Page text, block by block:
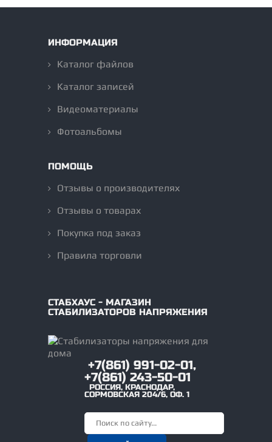
ИНФОРМАЦИЯ
Каталог файлов
Каталог записей
Видеоматериалы
Фотоальбомы
ПОМОЩЬ
Отзывы о производителях
Отзывы о товарах
Покупка под заказ
Правила торговли
СТАБХАУС - МАГАЗИН
СТАБИЛИЗАТОРОВ НАПРЯЖЕНИЯ
+7(861) 991-02-01,
+7(861) 243-50-01
РОССИЯ,КРАСНОДАР,
СОРМОВСКАЯ 204/6, ОФ. 1